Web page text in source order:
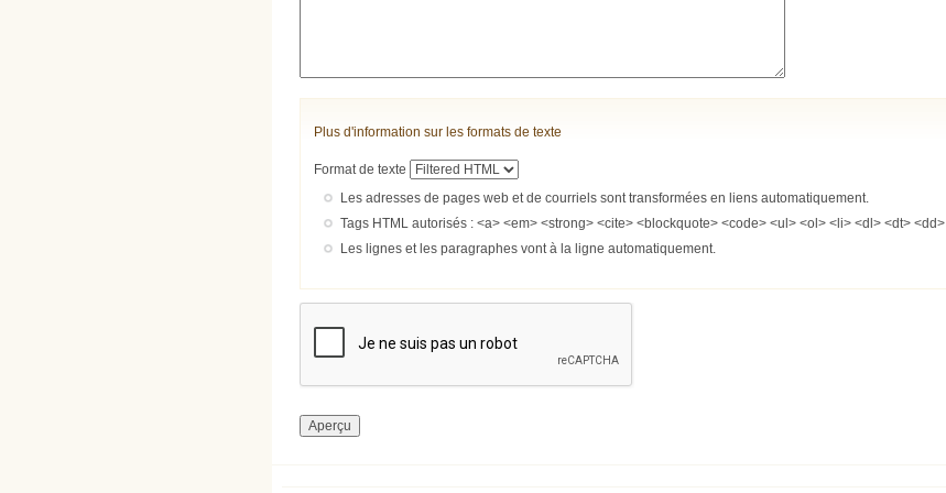
Plus d'information sur les formats de texte
Format de texte
Les adresses de pages web et de courriels sont transformées en liens automatiquement.
Tags HTML autorisés : <a> <em> <strong> <cite> <blockquote> <code> <ul> <ol> <li> <dl> <dt> <dd>
Les lignes et les paragraphes vont à la ligne automatiquement.